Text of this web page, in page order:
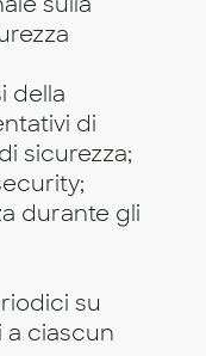
della
di
sicurezza;
durante gli
su
a ciascun